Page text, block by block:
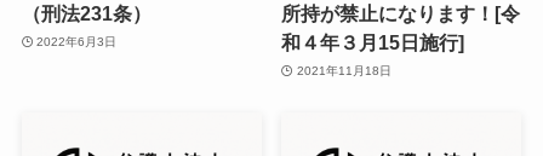
（刑法231条）
2022年6月3日
所持が禁止になります！[令
和４年３月15日施行]
2021年11月18日